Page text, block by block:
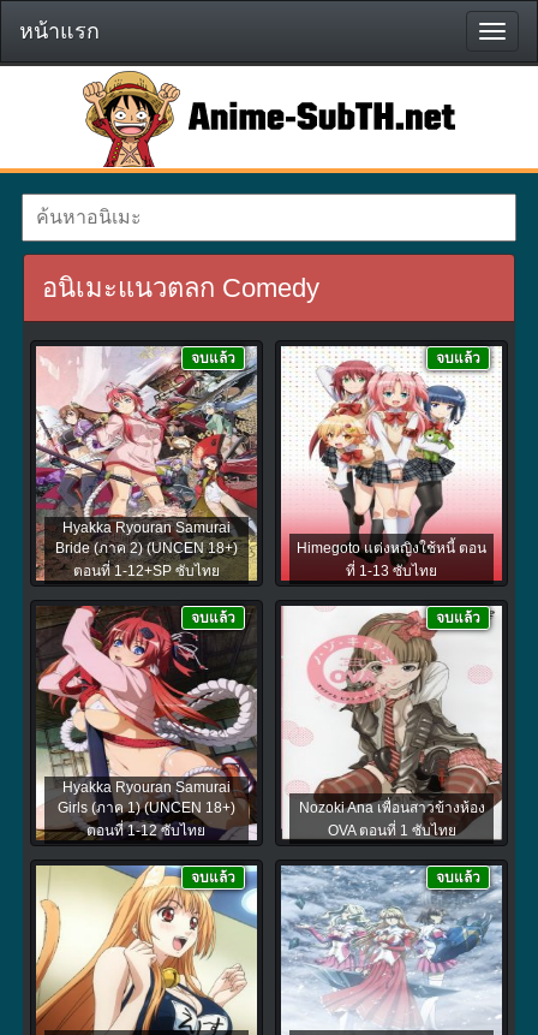
หน้า
แรก
หน้าแรก
อนิเมะแนวตลก Comedy
Hyakka Ryouran Samurai
Bride (ภาค 2) (UNCEN 18+)
ตอนที่ 1-12+SP ซับไทย
จบแล้ว
Himegoto แต่งหญิงใช้หนี้ ตอน
ที่ 1-13 ซับไทย
จบแล้ว
Hyakka Ryouran Samurai
Girls (ภาค 1) (UNCEN 18+)
ตอนที่ 1-12 ซับไทย
จบแล้ว
Nozoki Ana เพื่อนสาวข้างห้อง
OVA ตอนที่ 1 ซับไทย
จบแล้ว
จบแล้ว จบแล้ว